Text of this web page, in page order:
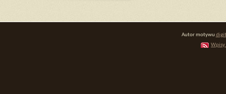
Autor motywu
Wpisy